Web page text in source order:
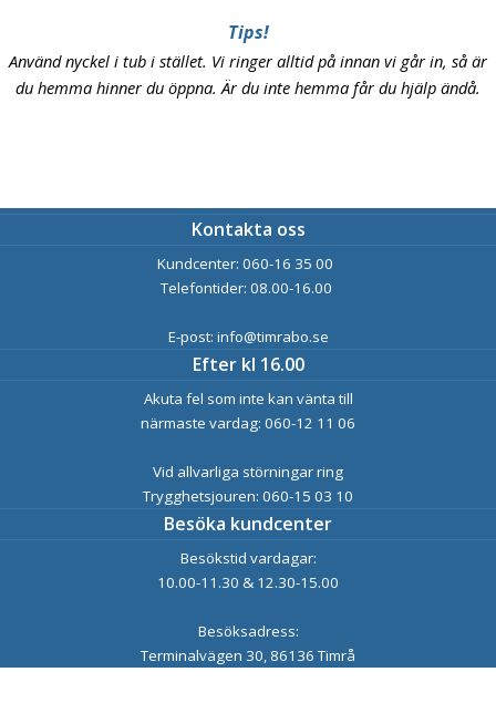
Tips!
Använd nyckel i tub i stället. Vi ringer alltid på innan vi går in, så är
du hemma hinner du öppna. Är du inte hemma får du hjälp ändå.
Kontakta oss
Kundcenter: 060-16 35 00
Telefontider: 08.00-16.00
E-post: info@timrabo.se
Efter kl 16.00
Akuta fel som inte kan vänta till
närmaste vardag: 060-12 11 06
Vid allvarliga störningar ring
Trygghetsjouren: 060-15 03 10
Besöka kundcenter
Besökstid vardagar:
10.00-11.30 & 12.30-15.00
Besöksadress:
Terminalvägen 30, 86136 Timrå